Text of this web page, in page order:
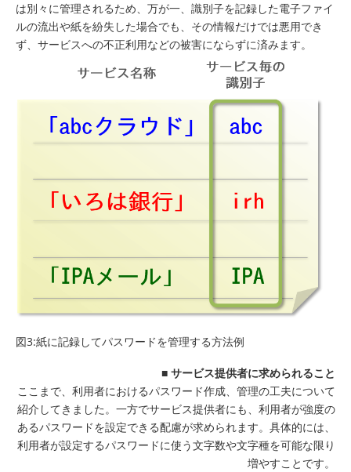
は別々に管理されるため、万が一、識別子を記録した電子ファイ
ルの流出や紙を紛失した場合でも、その情報だけでは悪用でき
ず、サービスへの不正利用などの被害にならずに済みます。
図3:紙に記録してパスワードを管理する方法例
■ サービス提供者に求められること
ここまで、利用者におけるパスワード作成、管理の工夫について
紹介してきました。一方でサービス提供者にも、利用者が強度の
あるパスワードを設定できる配慮が求められます。具体的には、
利用者が設定するパスワードに使う文字数や文字種を可能な限り
増やすことです。